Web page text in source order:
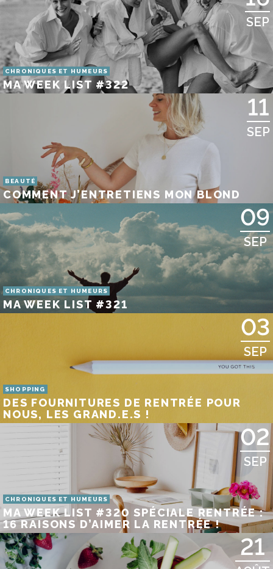
SEP
CHRONIQUES ET HUMEURS
MA WEEK LIST #322
11
SEP
BEAUTÉ
COMMENT J’ENTRETIENS MON BLOND
09
SEP
CHRONIQUES ET HUMEURS
MA WEEK LIST #321
03
SEP
SHOPPING
DES FOURNITURES DE RENTRÉE POUR
NOUS, LES GRAND.E.S !
02
SEP
CHRONIQUES ET HUMEURS
MA WEEK LIST #320 SPÉCIALE RENTRÉE :
16 RAISONS D’AIMER LA RENTRÉE !
21